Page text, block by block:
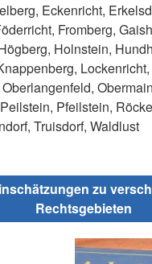
Eckenricht,
Fromberg,
Holnstein,
Pfeilstein,
Truisdorf, Waldlust
zu
Rechtsgebieten